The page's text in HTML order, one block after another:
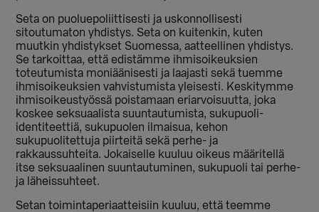
Seta on puoluepoliittisesti ja uskonnollisesti
sitoutumaton yhdistys. Seta on kuitenkin, kuten
muutkin yhdistykset Suomessa, aatteellinen yhdistys.
Se tarkoittaa, että edistämme ihmisoikeuksien
toteutumista moniäänisesti ja laajasti sekä tuemme
ihmisoikeuksien vahvistumista yleisesti. Keskitymme
ihmisoikeustyössä poistamaan eriarvoisuutta, joka
koskee seksuaalista suuntautumista, sukupuoli-
identiteettiä, sukupuolen ilmaisua, kehon
sukupuolitettuja piirteitä sekä perhe- ja
rakkaussuhteita. Jokaiselle kuuluu oikeus määritellä
itse seksuaalinen suuntautuminen, sukupuoli tai perhe-
ja läheissuhteet.
Setan toimintaperiaatteisiin kuuluu, että teemme